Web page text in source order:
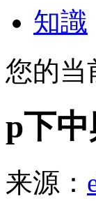
知識
您的当
p下
来源：